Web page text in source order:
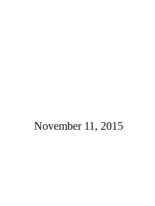
November 11, 2015